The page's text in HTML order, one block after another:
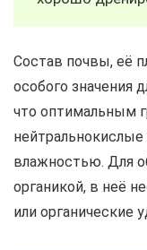
Состав почвы, её
особого значения
что оптимальным
влажностью. Для
органикой, в неё
или органические